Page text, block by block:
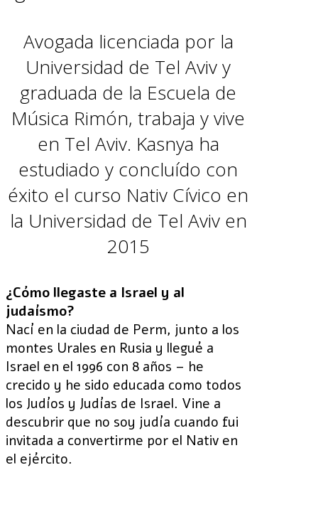
Avogada licenciada por la
Universidad de Tel Aviv y
graduada de la Escuela de
Música Rimón, trabaja y vive
en Tel Aviv. Kasnya ha
estudiado y concluído con
éxito el curso Nativ Cívico en
la Universidad de Tel Aviv en
2015
¿Cómo llegaste a Israel y al
judaísmo?
Nací en la ciudad de Perm, junto a los
montes Urales en Rusia y llegué a
Israel en el 1996 con 8 años – he
crecido y he sido educada como todos
los Judíos y Judías de Israel. Vine a
descubrir que no soy judía cuando fui
invitada a convertirme por el Nativ en
el ejército.